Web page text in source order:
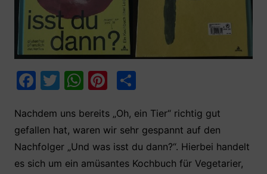
F
c
e
b
T
itt
er
W
at
s
A
Pi
er
e
st
T
le
n
Nachdem uns bereits „Oh, ein Tier“ richtig gut
gefallen hat, waren wir sehr gespannt auf den
Nachfolger „Und was isst du dann?“. Hierbei handelt
es sich um ein amüsantes Kochbuch für Vegetarier,